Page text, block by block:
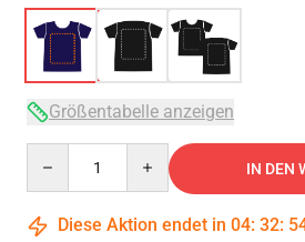
Größentabelle anzeigen
IN DEN
Diese Aktion endet in 04: 32: